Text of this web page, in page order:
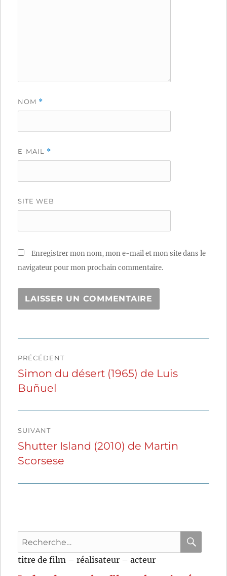
NOM *
E-MAIL *
SITE WEB
Enregistrer mon nom, mon e-mail et mon site dans le
navigateur pour mon prochain commentaire.
de
l’article
PRÉCÉDENT
Publication
précédente :
Simon du désert (1965) de Luis
Buñuel
SUIVANT
Publication
suivante :
Shutter Island (2010) de Martin
Scorsese
Recherche
pour
:
titre de film – réalisateur – acteur